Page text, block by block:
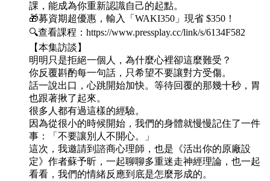
課，能成為你重新認識自己的起點。
🎁募資期超優惠，輸入「WAKI350」現省 $350！
🔍查看課程：https://www.pressplay.cc/link/s/6134F582
【本集訪談】
明明只是拒絕一個人，為什麼心裡卻這麼難受？
你反覆斟酌每一句話，只希望不要讓對方受傷。
話一說出口，心跳開始加快。等待回覆的那幾十秒，胃
也跟著揪了起來。
很多人都有過這樣的經驗。
因為從很小的時候開始，我們的身體就慢慢記住了一件
事：「不要讓別人不開心。」
這次，我邀請到諮商心理師，也是《活出你的原廠設
定》作者蘇予昕，一起聊聊多重迷走神經理論，也一起
看看，我們的情緒反應到底是怎麼形成的。